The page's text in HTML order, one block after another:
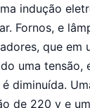
indução
Fornos, e
que em
uma tensão,
diminuída.
de 220 v e